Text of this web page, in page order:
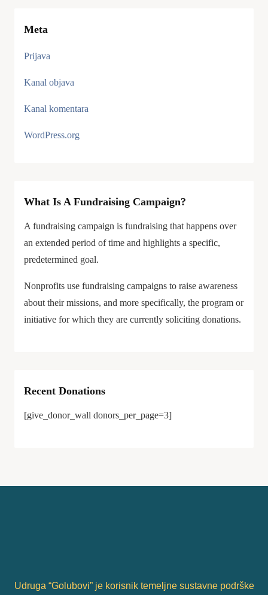
Meta
Prijava
Kanal objava
Kanal komentara
WordPress.org
What Is A Fundraising Campaign?
A fundraising campaign is fundraising that happens over
an extended period of time and highlights a specific,
predetermined goal.
Nonprofits use fundraising campaigns to raise awareness
about their missions, and more specifically, the program or
initiative for which they are currently soliciting donations.
Recent Donations
[give_donor_wall donors_per_page=3]
Udruga “Golubovi” je korisnik temeljne sustavne podrške